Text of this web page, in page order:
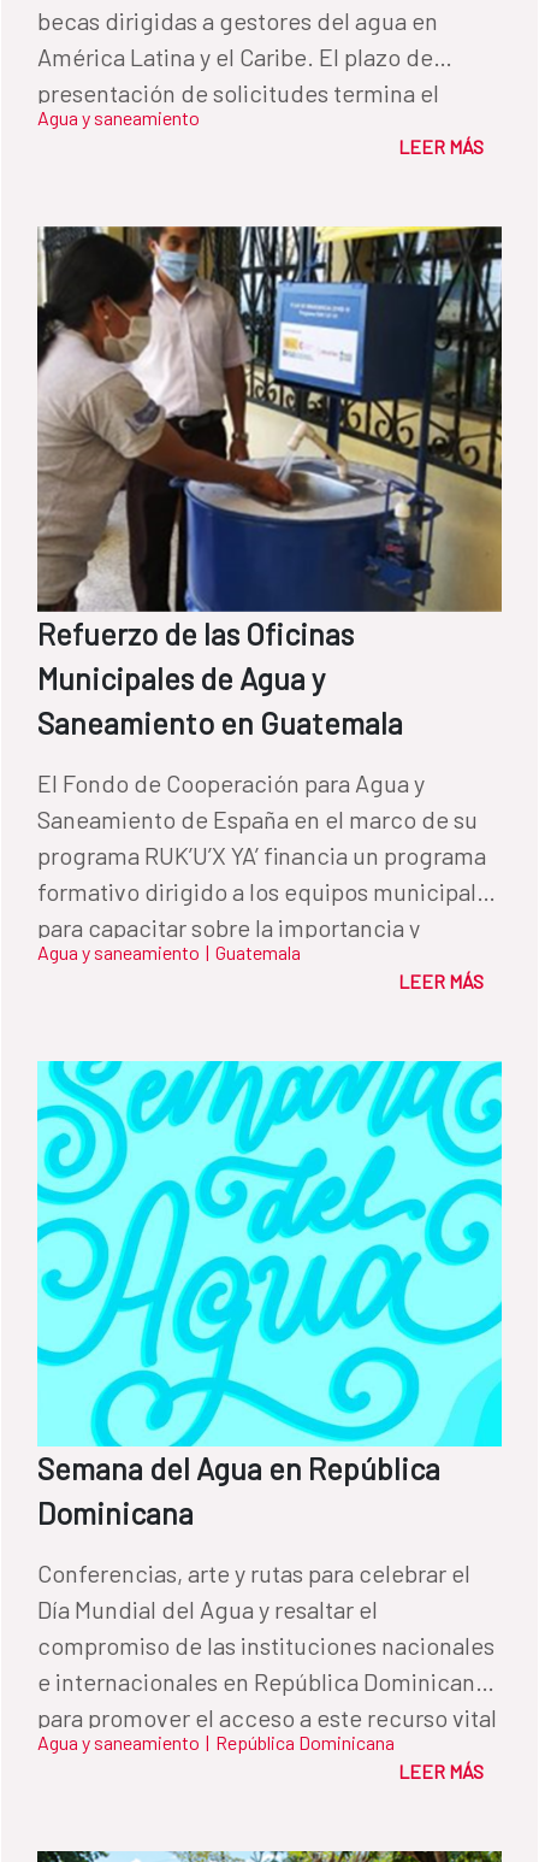
becas dirigidas a gestores del agua en
América Latina y el Caribe. El plazo de
presentación de solicitudes termina el
próximo 23 de abril.
Agua y saneamiento
LEER MÁS
Refuerzo de las Oficinas
Municipales de Agua y
Saneamiento en Guatemala
El Fondo de Cooperación para Agua y
Saneamiento de España en el marco de su
programa RUK’U’X YA’ financia un programa
formativo dirigido a los equipos municipales
para capacitar sobre la importancia y
beneficios de las oficinas de agua y
Agua y saneamiento | Guatemala
LEER MÁS
Semana del Agua en República
Dominicana
Conferencias, arte y rutas para celebrar el
Día Mundial del Agua y resaltar el
compromiso de las instituciones nacionales
e internacionales en República Dominicana
para promover el acceso a este recurso vital
para la vida.
Agua y saneamiento | República Dominicana
LEER MÁS